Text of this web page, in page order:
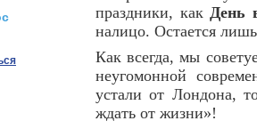
праздники, какДень
налицо. Остается
Как всегда, мы
неугомонной
устали от Лондона,
ждать от жизни»!